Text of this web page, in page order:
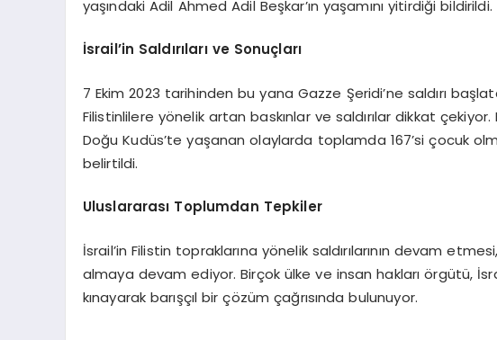
yaşındaki Adil Ahmed Adil Beşkar’ın yaşamını yitirdiği bildirildi.
İsrail’in Saldırıları ve Sonuçları
7 Ekim 2023 tarihinden bu yana Gazze Şeridi’ne saldırı
Filistinlilere yönelik artan baskınlar ve saldırılar dikkat
Doğu Kudüs’te yaşanan olaylarda toplamda 167’si çocuk
belirtildi.
Uluslararası Toplumdan Tepkiler
İsrail’in Filistin topraklarına yönelik saldırılarının devam
almaya devam ediyor. Birçok ülke ve insan hakları örgütü,
kınayarak barışçıl bir çözüm çağrısında bulunuyor.